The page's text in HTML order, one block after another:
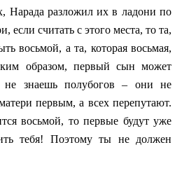
Нарада разложил их в ладони по
если считать с этого места, то та,
восьмой, а та, которая восьмая,
образом, первый сын может
не знаешь полубогов – они не
первым, а всех перепутают.
восьмой, то первые будут уже
тебя! Поэтому ты не должен